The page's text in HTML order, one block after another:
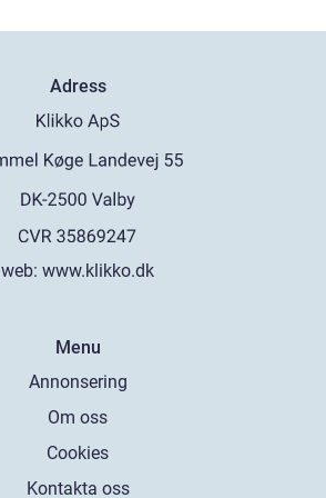
Adress
web: www.klikko.dk
Menu
Annonsering
Om oss
Cookies
Kontakta oss